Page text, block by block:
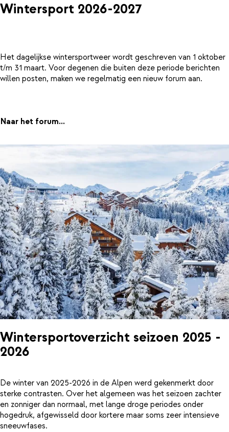
Wintersport 2026-2027
Het dagelijkse wintersportweer wordt geschreven van 1 oktober
t/m 31 maart. Voor degenen die buiten deze periode berichten
willen posten, maken we regelmatig een nieuw forum aan.
Naar het forum...
Wintersportoverzicht seizoen 2025 -
2026
De winter van 2025-2026 in de Alpen werd gekenmerkt door
sterke contrasten. Over het algemeen was het seizoen zachter
en zonniger dan normaal, met lange droge periodes onder
hogedruk, afgewisseld door kortere maar soms zeer intensieve
sneeuwfases.